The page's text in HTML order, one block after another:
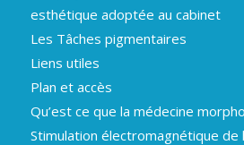
esthétique adoptée au cabinet
Les Tâches pigmentaires
Liens utiles
Plan et accès
Qu’est ce que la médecine
Stimulation électromagnétique